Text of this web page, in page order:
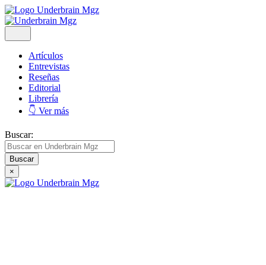
Artículos
Entrevistas
Reseñas
Editorial
Librería
👇 Ver más
Buscar:
×